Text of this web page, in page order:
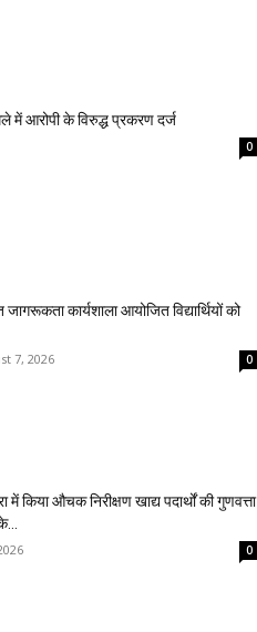
में आरोपी के विरुद्ध प्रकरण दर्ज
0
कार्यशाला आयोजित विद्यार्थियों को
7, 2026 0
में किया औचक निरीक्षण खाद्य पदार्थों की गुणवत्ता
0